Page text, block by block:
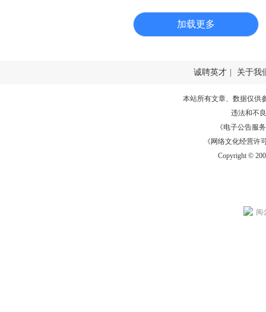
加载更多
诚聘英才 关于我
本站所有文章、数据仅供
违法和不
《电子公告服务
《网络文化经营许
Copyright ©
闽